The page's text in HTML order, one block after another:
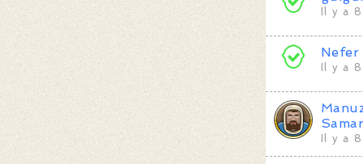
Il y a
Nefer
Il y a
Il y a